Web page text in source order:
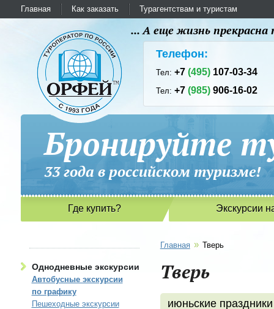
Главная Как заказать Турагентствам и туристам
... А еще жизнь
Телефон:
Тел:+7(495) 107-03-34
Тел:+7(985) 906-16-02
Бронируйте
33 года в российском
Где купить? Экскурсии
Однодневные экскурсии
Автобусные экскурсии
по графику
Пешеходные экскурсии
Главная » Тверь
Тверь
июньские праздники